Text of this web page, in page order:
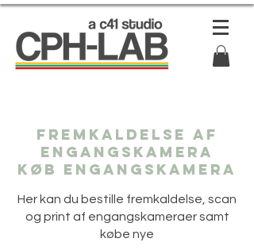
Fremkaldelse af
engangskamera
Køb engangskamera
Her kan du bestille fremkaldelse, scan
og print af engangskameraer samt
købe nye